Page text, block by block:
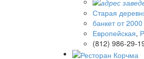
Старая
банкет от
Европейская,
(812) 986-29-